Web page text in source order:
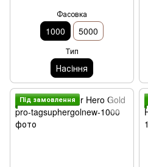
Фасовка
1000 5000
Тип
Насiння
Пiд замовлення